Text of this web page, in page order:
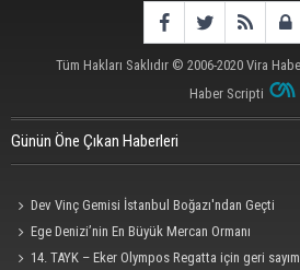
Tüm Hakları Saklıdır © 2006-2020 Vira
Haber Scripti
Günün Öne Çıkan Haberleri
Dev Vinç Gemisi İstanbul Boğazı'ndan Geçti
Ege Denizi’nin En Büyük Mercan Ormanı
14. TAYK – Eker Olympos Regatta için geri